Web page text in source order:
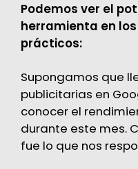
Podemos ver el
herramienta en
prácticos:
Supongamos que
publicitarias en
conocer el
durante este mes.
fue lo que nos